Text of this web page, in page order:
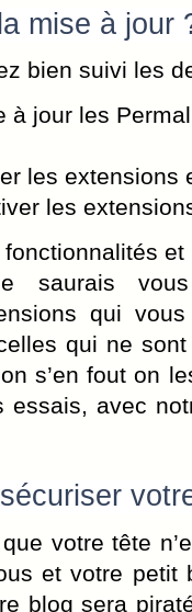
mise à jour
bien suivi les
à jour les
les extensions
les
vous
qui
qui ne
s’en fout on
essais, avec
votre tête
et votre petit
blog sera